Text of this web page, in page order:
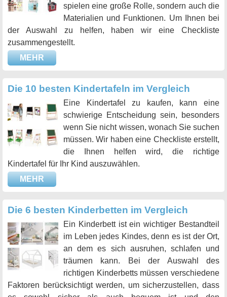
spielen eine große Rolle, sondern auch die
Materialien und Funktionen. Um Ihnen bei
der Auswahl zu helfen, haben wir eine Checkliste
zusammengestellt.
MEHR
Die 10 besten Kindertafeln im Vergleich
Eine Kindertafel zu kaufen, kann eine
schwierige Entscheidung sein, besonders
wenn Sie nicht wissen, wonach Sie suchen
müssen. Wir haben eine Checkliste erstellt,
die Ihnen helfen wird, die richtige
Kindertafel für Ihr Kind auszuwählen.
MEHR
Die 6 besten Kinderbetten im Vergleich
Ein Kinderbett ist ein wichtiger Bestandteil
im Leben jedes Kindes, denn es ist der Ort,
an dem es sich ausruhen, schlafen und
träumen kann. Bei der Auswahl des
richtigen Kinderbetts müssen verschiedene
Faktoren berücksichtigt werden, um sicherzustellen, dass